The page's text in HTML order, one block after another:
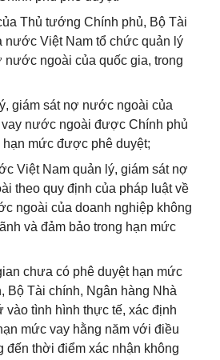
Thủ tướng Chính phủ, Bộ Tài
nước Việt Nam tổ chức quản lý
nước ngoài của quốc gia, trong
giám sát nợ nước ngoài của
nước ngoài được Chính phủ
hạn mức được phê duyệt;
Việt Nam quản lý, giám sát nợ
theo quy định của pháp luật về
ngoài của doanh nghiệp không
và đảm bảo trong hạn mức
chưa có phê duyệt hạn mức
Bộ Tài chính, Ngân hàng Nhà
tình hình thực tế, xác định
mức vay hằng năm với điều
đến thời điểm xác nhận không